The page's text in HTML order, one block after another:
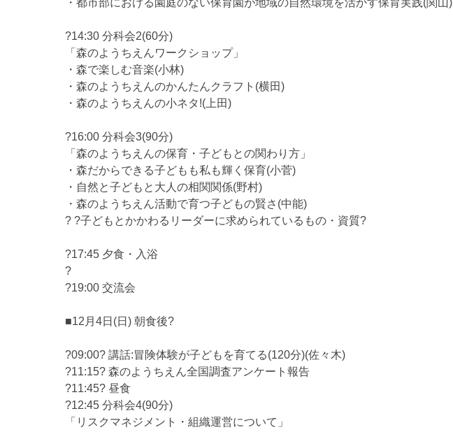
・都市部における園庭のない保育園が地域の自然環境を活かす保育実践(関山)
?14:30 分科会2(60分)
「森のようちえんワークショップ」
・森で楽しむ音楽(小林)
・森のようちえんのかんたんクラフト(横田)
・森のようちえんの小ネタ!(上田)
?16:00 分科会3(90分)
「森のようちえんの保育・子どもとの関わり方」
・森だからできる子どもも私も輝く保育(小菅)
・自然と子どもと大人の相関関係(野村)
・森のようちえん活動で育つ子どもの賢さ(中能)
? ?子どもとかかわるリーダーに求められているもの・資質?
?17:45 夕食・入浴
?
?19:00 交流会
■12月4日(日) 朝食後?
?09:00? 講話:冒険体験が子どもを育てる(120分)(佐々木)
?11:15? 森のようちえん全国調査アンケート報告
?11:45? 昼食
?12:45 分科会4(90分)
「リスクマネジメント・組織運営について」